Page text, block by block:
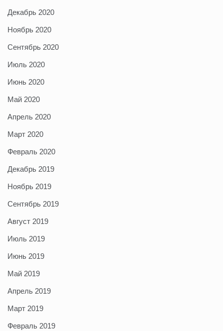
Декабрь 2020
Ноябрь 2020
Сентябрь 2020
Июль 2020
Июнь 2020
Май 2020
Апрель 2020
Март 2020
Февраль 2020
Декабрь 2019
Ноябрь 2019
Сентябрь 2019
Август 2019
Июль 2019
Июнь 2019
Май 2019
Апрель 2019
Март 2019
Февраль 2019